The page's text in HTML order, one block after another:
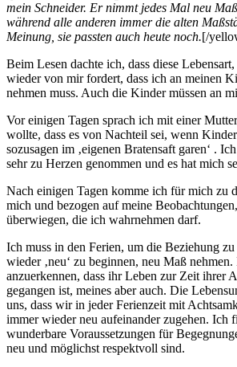
mein Schneider. Er nimmt jedes Mal neu
während alle anderen immer die alten
Meinung, sie passten auch heute noch.[/
Beim Lesen dachte ich, dass diese
wieder von mir fordert, dass ich an meinen
nehmen muss. Auch die Kinder müssen an
Vor einigen Tagen sprach ich mit einer
wollte, dass es von Nachteil sei, wenn
sozusagen im ‚eigenen Bratensaft garen‘ .
sehr zu Herzen genommen und es hat mich
Nach einigen Tagen komme ich für mich zu
mich und bezogen auf meine
überwiegen, die ich wahrnehmen darf.
Ich muss in den Ferien, um die Beziehung
wieder ‚neu‘ zu beginnen, neu Maß
anzuerkennen, dass ihr Leben zur Zeit ihrer
gegangen ist, meines aber auch. Die
uns, dass wir in jeder Ferienzeit mit
immer wieder neu aufeinander zugehen. Ich
wunderbare Voraussetzungen für
neu und möglichst respektvoll sind.